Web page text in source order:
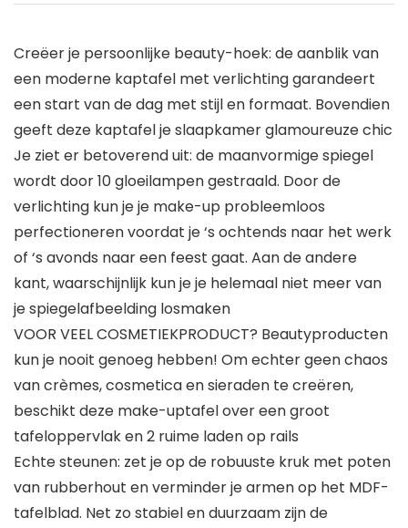
Creëer je persoonlijke beauty-hoek: de aanblik van
een moderne kaptafel met verlichting garandeert
een start van de dag met stijl en formaat. Bovendien
geeft deze kaptafel je slaapkamer glamoureuze chic
Je ziet er betoverend uit: de maanvormige spiegel
wordt door 10 gloeilampen gestraald. Door de
verlichting kun je je make-up probleemloos
perfectioneren voordat je ‘s ochtends naar het werk
of ‘s avonds naar een feest gaat. Aan de andere
kant, waarschijnlijk kun je je helemaal niet meer van
je spiegelafbeelding losmaken
VOOR VEEL COSMETIEKPRODUCT? Beautyproducten
kun je nooit genoeg hebben! Om echter geen chaos
van crèmes, cosmetica en sieraden te creëren,
beschikt deze make-uptafel over een groot
tafeloppervlak en 2 ruime laden op rails
Echte steunen: zet je op de robuuste kruk met poten
van rubberhout en verminder je armen op het MDF-
tafelblad. Net zo stabiel en duurzaam zijn de